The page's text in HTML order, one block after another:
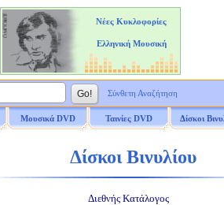
Νέες Κυκλοφορίες
Ελληνική Μουσική
Σύνθετη Αναζήτηση
Μουσικά DVD Ταινίες DVD Δίσκοι
Δίσκοι Βινυλίου
Διεθνής Κατάλογος